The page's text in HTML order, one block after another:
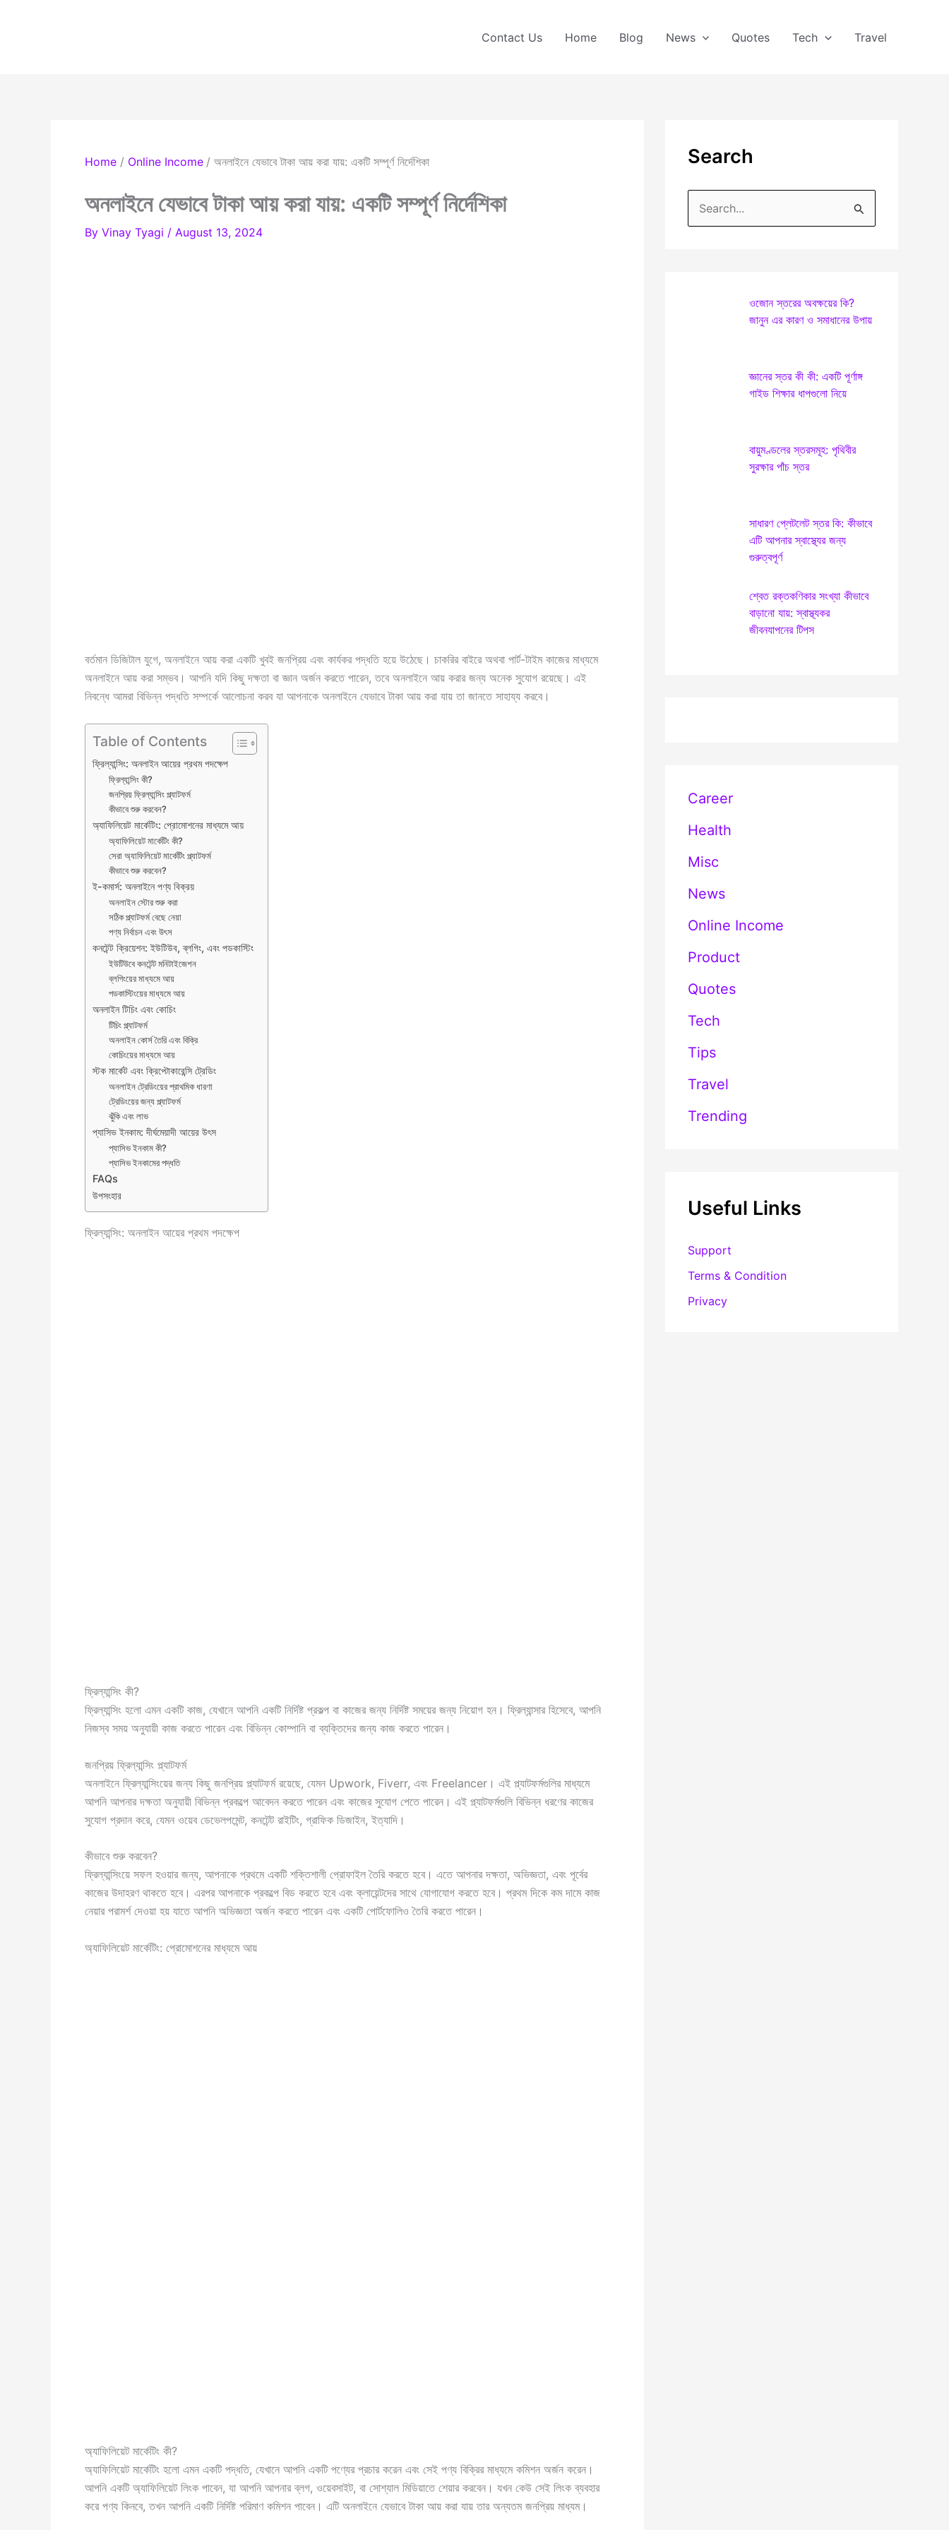
Contact Us Home Blog News Quotes Tech Travel
Home Online Income অনলাইনে যেভাবে টাকা আয় করা যায়: একটি সম্পূর্ণ নির্দেশিকা
অনলাইনে যেভাবে টাকা আয় করা যায়: একটি সম্পূর্ণ নির্দেশিকা
By Vinay Tyagi / August 13, 2024
বর্তমান ডিজিটাল যুগে, অনলাইনে আয় করা একটি খুবই জনপ্রিয় এবং কার্যকর পদ্ধতি হয়ে উঠেছে। চাকরির বাইরে অথবা পার্ট-টাইম কাজের মাধ্যমে
অনলাইনে আয় করা সম্ভব। আপনি যদি কিছু দক্ষতা বা জ্ঞান অর্জন করতে পারেন, তবে অনলাইনে আয় করার জন্য অনেক সুযোগ রয়েছে। এই
নিবন্ধে আমরা বিভিন্ন পদ্ধতি সম্পর্কে আলোচনা করব যা আপনাকে অনলাইনে যেভাবে টাকা আয় করা যায় তা জানতে সাহায্য করবে।
Table of Contents
ফ্রিল্যান্সিং: অনলাইন আয়ের প্রথম পদক্ষেপ
ফ্রিল্যান্সিং কী?
জনপ্রিয় ফ্রিল্যান্সিং প্ল্যাটফর্ম
কীভাবে শুরু করবেন?
অ্যাফিলিয়েট মার্কেটিং: প্রোমোশনের মাধ্যমে আয়
অ্যাফিলিয়েট মার্কেটিং কী?
সেরা অ্যাফিলিয়েট মার্কেটিং প্ল্যাটফর্ম
কীভাবে শুরু করবেন?
ই-কমার্স: অনলাইনে পণ্য বিক্রয়
অনলাইন স্টোর শুরু করা
সঠিক প্ল্যাটফর্ম বেছে নেয়া
পণ্য নির্বাচন এবং উৎস
কনটেন্ট ক্রিয়েশন: ইউটিউব, ব্লগিং, এবং পডকাস্টিং
ইউটিউবে কনটেন্ট মনিটাইজেশন
ব্লগিংয়ের মাধ্যমে আয়
পডকাস্টিংয়ের মাধ্যমে আয়
অনলাইন টিচিং এবং কোচিং
টিচিং প্ল্যাটফর্ম
অনলাইন কোর্স তৈরি এবং বিক্রি
কোচিংয়ের মাধ্যমে আয়
স্টক মার্কেট এবং ক্রিপ্টোকারেন্সি ট্রেডিং
অনলাইন ট্রেডিংয়ের প্রাথমিক ধারণা
ট্রেডিংয়ের জন্য প্ল্যাটফর্ম
ঝুঁকি এবং লাভ
প্যাসিভ ইনকাম: দীর্ঘমেয়াদী আয়ের উৎস
প্যাসিভ ইনকাম কী?
প্যাসিভ ইনকামের পদ্ধতি
FAQs
উপসংহার
ফ্রিল্যান্সিং: অনলাইন আয়ের প্রথম পদক্ষেপ
ফ্রিল্যান্সিং কী?
ফ্রিল্যান্সিং হলো এমন একটি কাজ, যেখানে আপনি একটি নির্দিষ্ট প্রকল্প বা কাজের জন্য নির্দিষ্ট সময়ের জন্য নিয়োগ হন। ফ্রিল্যান্সার হিসেবে, আপনি
নিজস্ব সময় অনুযায়ী কাজ করতে পারেন এবং বিভিন্ন কোম্পানি বা ব্যক্তিদের জন্য কাজ করতে পারেন।
জনপ্রিয় ফ্রিল্যান্সিং প্ল্যাটফর্ম
অনলাইনে ফ্রিল্যান্সিংয়ের জন্য কিছু জনপ্রিয় প্ল্যাটফর্ম রয়েছে, যেমন Upwork, Fiverr, এবং Freelancer। এই প্ল্যাটফর্মগুলির মাধ্যমে
আপনি আপনার দক্ষতা অনুযায়ী বিভিন্ন প্রকল্পে আবেদন করতে পারেন এবং কাজের সুযোগ পেতে পারেন। এই প্ল্যাটফর্মগুলি বিভিন্ন ধরণের কাজের
সুযোগ প্রদান করে, যেমন ওয়েব ডেভেলপমেন্ট, কনটেন্ট রাইটিং, গ্রাফিক ডিজাইন, ইত্যাদি।
কীভাবে শুরু করবেন?
ফ্রিল্যান্সিংয়ে সফল হওয়ার জন্য, আপনাকে প্রথমে একটি শক্তিশালী প্রোফাইল তৈরি করতে হবে। এতে আপনার দক্ষতা, অভিজ্ঞতা, এবং পূর্বের
কাজের উদাহরণ থাকতে হবে। এরপর আপনাকে প্রকল্পে বিড করতে হবে এবং ক্লায়েন্টদের সাথে যোগাযোগ করতে হবে। প্রথম দিকে কম দামে কাজ
নেয়ার পরামর্শ দেওয়া হয় যাতে আপনি অভিজ্ঞতা অর্জন করতে পারেন এবং একটি পোর্টফোলিও তৈরি করতে পারেন।
অ্যাফিলিয়েট মার্কেটিং: প্রোমোশনের মাধ্যমে আয়
অ্যাফিলিয়েট মার্কেটিং কী?
অ্যাফিলিয়েট মার্কেটিং হলো এমন একটি পদ্ধতি, যেখানে আপনি একটি পণ্যের প্রচার করেন এবং সেই পণ্য বিক্রির মাধ্যমে কমিশন অর্জন করেন।
আপনি একটি অ্যাফিলিয়েট লিংক পাবেন, যা আপনি আপনার ব্লগ, ওয়েবসাইট, বা সোশ্যাল মিডিয়াতে শেয়ার করবেন। যখন কেউ সেই লিংক ব্যবহার
করে পণ্য কিনবে, তখন আপনি একটি নির্দিষ্ট পরিমাণ কমিশন পাবেন। এটি অনলাইনে যেভাবে টাকা আয় করা যায় তার অন্যতম জনপ্রিয় মাধ্যম।
Search
ওজোন স্তরের অবক্ষয়ের কি?
জানুন এর কারণ ও সমাধানের উপায়
জ্ঞানের স্তর কী কী: একটি পূর্ণাঙ্গ
গাইড শিক্ষার ধাপগুলো নিয়ে
বায়ুমণ্ডলের স্তরসমূহ: পৃথিবীর
সুরক্ষার পাঁচ স্তর
সাধারণ প্লেটলেট স্তর কি: কীভাবে
এটি আপনার স্বাস্থ্যের জন্য
গুরুত্বপূর্ণ
শ্বেত রক্তকণিকার সংখ্যা কীভাবে
বাড়ানো যায়: স্বাস্থ্যকর
জীবনযাপনের টিপস
Career
Health
Misc
News
Online Income
Product
Quotes
Tech
Tips
Travel
Trending
Useful Links
Support
Terms & Condition
Privacy